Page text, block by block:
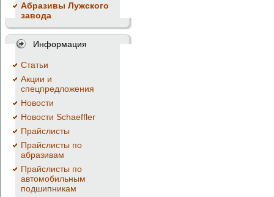
Абразивы Лужского
завода
Информация
Cтатьи
Акции и
спецпредложения
Новости
Новости Schaeffler
Прайслисты
Прайслисты по
абразивам
Прайслисты по
автомобильным
подшипникам